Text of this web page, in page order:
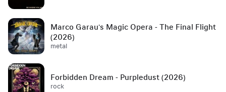
Marco Garau's Magic Opera - The Final Flight
(2026)
metal
Forbidden Dream - Purpledust (2026)
rock